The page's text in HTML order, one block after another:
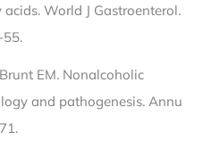
World J Gastroenterol.
EM. Nonalcoholic
and pathogenesis. Annu